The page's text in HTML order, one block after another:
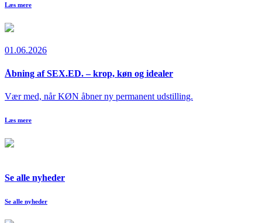
Læs mere
01.06.2026
Åbning af SEX.ED. – krop, køn og idealer
Vær med, når KØN åbner ny permanent udstilling.
Læs mere
Se alle nyheder
Se alle nyheder